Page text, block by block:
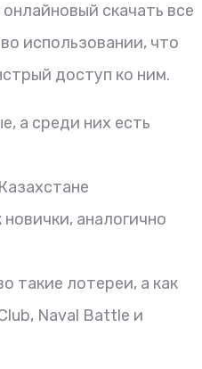
скачать все
использовании, что
доступ ко ним.
а среди них есть
аналогично
такие лотереи, а как
Naval Battle и